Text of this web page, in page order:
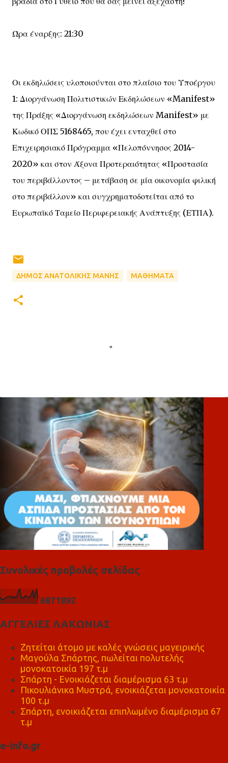
Ώρα έναρξης: 21:30
Οι εκδηλώσεις υλοποιούνται στο πλαίσιο του Υποέργου
1: Διοργάνωση Πολιτιστικών Εκδηλώσεων «Manifest»
της Πράξης «Διοργάνωση εκδηλώσεων Manifest» με
Κωδικό ΟΠΣ 5168465, που έχει ενταχθεί στο
Επιχειρησιακό Πρόγραμμα «Πελοπόννησος 2014-
2020» και στον Άξονα Προτεραιότητας «Προστασία
του περιβάλλοντος – μετάβαση σε μία οικονομία φιλική
στο περιβάλλον» και συγχρηματοδοτείται από το
Ευρωπαϊκό Ταμείο Περιφερειακής Ανάπτυξης (ΕΤΠΑ).
ΔΗΜΟΣ ΑΝΑΤΟΛΙΚΗΣ ΜΑΝΗΣ ΜΑΘΗΜΑΤΑ
λ
Συνολικές προβολές σελίδας
6871892
ΑΓΓΕΛΙΕΣ ΛΑΚΩΝΙΑΣ
Ζητείται άτομο με καλές γνώσεις μαγειρικής
Μαγούλα Σπάρτης, πωλείται πολυτελής
μονοκατοικία 197 τ.μ
Σπάρτη - Ενοικιάζεται διαμέρισμα 63 τ.μ
Πικουλιάνικα Μυστρά, ενοικιάζεται μονοκατοικία
100 τ.μ
Σπάρτη, ενοικιάζεται επιπλωμένο διαμέρισμα 67
τ.μ
e-info.gr